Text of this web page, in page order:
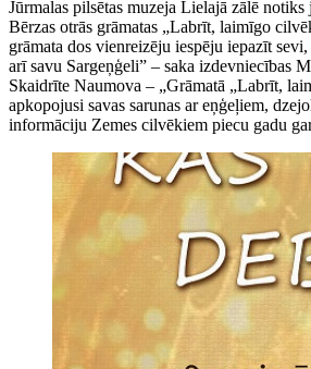
Jūrmalas pilsētas muzeja Lielajā zālē
Bērzas otrās grāmatas „Labrīt, laimīgo
grāmata dos vienreizēju iespēju iepazīt
arī savu Sargeņģeli” – saka izdevniecības
Skaidrīte Naumova – „Grāmatā „Labrīt,
apkopojusi savas sarunas ar eņģeļiem,
informāciju Zemes cilvēkiem piecu gadu